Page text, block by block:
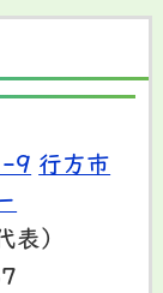
9 行方市
表）